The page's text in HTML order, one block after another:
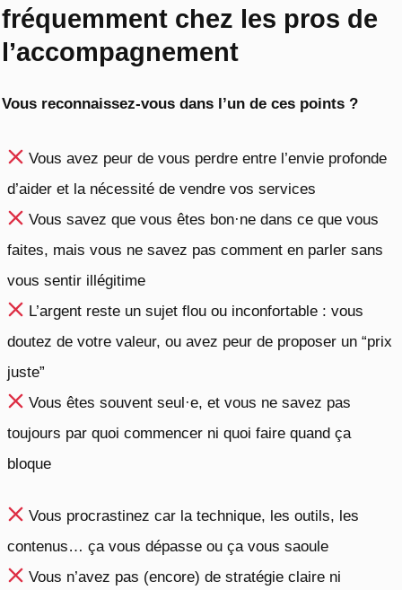
fréquemment chez les pros de
l’accompagnement
Vous reconnaissez-vous dans l’un de ces points ?
Vous avez peur de vous perdre entre l’envie profonde
d’aider et la nécessité de vendre vos services
Vous savez que vous êtes bon·ne dans ce que vous
faites, mais vous ne savez pas comment en parler sans
vous sentir illégitime
L’argent reste un sujet flou ou inconfortable : vous
doutez de votre valeur, ou avez peur de proposer un “prix
juste”
Vous êtes souvent seul·e, et vous ne savez pas
toujours par quoi commencer ni quoi faire quand ça
bloque
Vous procrastinez car la technique, les outils, les
contenus… ça vous dépasse ou ça vous saoule
Vous n’avez pas (encore) de stratégie claire ni